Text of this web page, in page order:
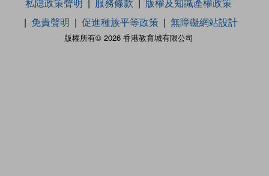
版權所有© 2026 香港教育城有限公司
免責聲明
促進種族平等政策 無障礙網站設計